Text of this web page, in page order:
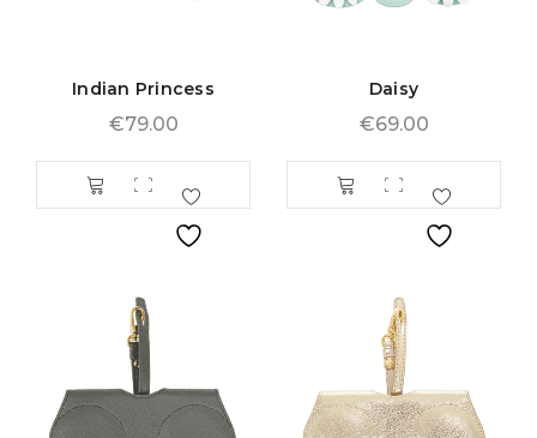
Indian Princess
€79.00
Daisy
€69.00